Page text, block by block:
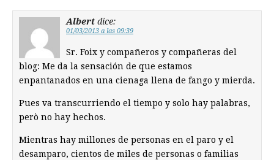
Albert dice:
01/03/2013 a las 09:39
Sr. Foix y compañeros y compañeras del
blog: Me da la sensación de que estamos
enpantanados en una cienaga llena de fango y mierda.
Pues va transcurriendo el tiempo y solo hay palabras,
però no hay hechos.
Mientras hay millones de personas en el paro y el
desamparo, cientos de miles de personas o familias